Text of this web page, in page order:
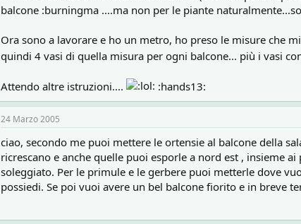
balcone :burningma ....ma non per le piante
Ora sono a lavorare e ho un metro, ho preso le misure che
quindi 4 vasi di quella misura per ogni balcone... più i vasi
Attendo altre istruzioni.... :hands13:
24 Marzo 2005
ciao, secondo me puoi mettere le ortensie al balcone della
ricrescano e anche quelle puoi esporle a nord est , insieme
soleggiato. Per le primule e le gerbere puoi metterle dove
possiedi. Se poi vuoi avere un bel balcone fiorito e in breve